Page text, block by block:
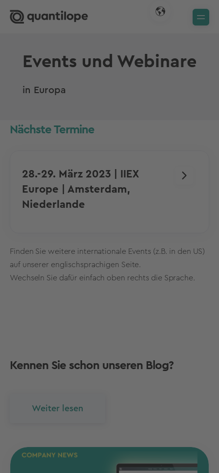
Events und Webinare
in Europa
Nächste Termine
28.-29. März 2023 | IIEX
Europe | Amsterdam,
Niederlande
Finden Sie weitere internationale Events (z.B. in den US)
auf unserer englischsprachigen Seite.
Wechseln Sie dafür einfach oben rechts die Sprache.
Kennen Sie schon unseren Blog?
Weiter lesen